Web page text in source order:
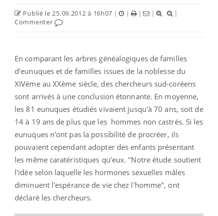
Publié le 25.09.2012 à 16h07 | | | |
|
Commenter
En comparant les arbres généalogiques de familles
d'eunuques et de familles issues de la noblesse du
XIVème au XXème siècle, des chercheurs sud-coréens
sont arrivés à une conclusion étonnante. En moyenne,
les 81 eunuques étudiés vivaient jusqu'à 70 ans, soit de
14 à 19 ans de plus que les hommes non castrés. Si les
eunuques n'ont pas la possibilité de procréer, ils
pouvaient cependant adopter des enfants présentant
les même caratéristiques qu'eux. "Notre étude soutient
l'idée selon laquelle les hormones sexuelles mâles
diminuent l'espérance de vie chez l'homme", ont
déclaré les chercheurs.